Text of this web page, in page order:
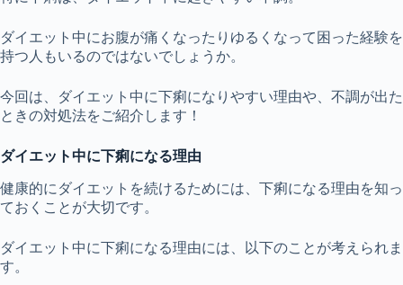
ダイエット中にお腹が痛くなったりゆるくなって困った経験を
持つ人もいるのではないでしょうか。
今回は、ダイエット中に下痢になりやすい理由や、不調が出た
ときの対処法をご紹介します！
ダイエット中に下痢になる理由
健康的にダイエットを続けるためには、下痢になる理由を知っ
ておくことが大切です。
ダイエット中に下痢になる理由には、以下のことが考えられま
す。